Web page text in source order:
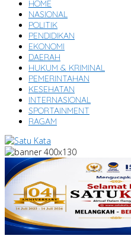
HOME
NASIONAL
POLITIK
PENDIDIKAN
EKONOMI
DAERAH
HUKUM & KRIMINAL
PEMERINTAHAN
KESEHATAN
INTERNASIONAL
SPORTAINMENT
RAGAM